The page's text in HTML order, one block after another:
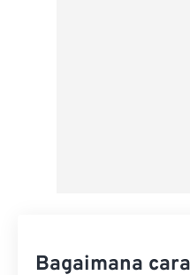
Bagaimana